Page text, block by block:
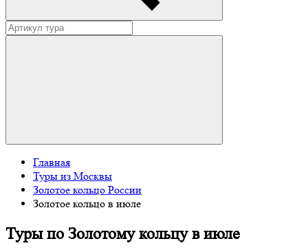
Главная
Туры из Москвы
Золотое кольцо России
Золотое кольцо в июле
Туры по Золотому кольцу в июле